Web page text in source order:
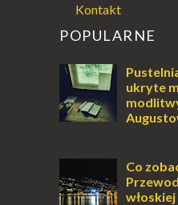
Kontakt
POPULARNE
ukryte
Dla
przetrwania lub
innych to nieustanne
Co